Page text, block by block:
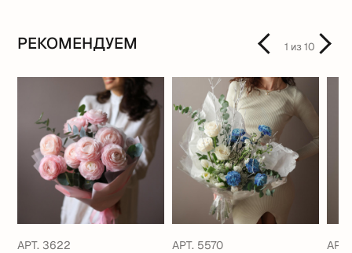
РЕКОМЕНДУЕМ 1 из10
АРТ. 3622
АРТ. 5570
АРТ.